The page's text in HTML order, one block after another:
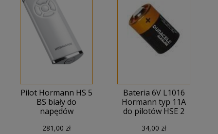
Pilot Hormann HS 5
BS biały do
napędów
281,00 zł
Bateria 6V L1016
Hormann typ 11A
do pilotów HSE 2
34,00 zł